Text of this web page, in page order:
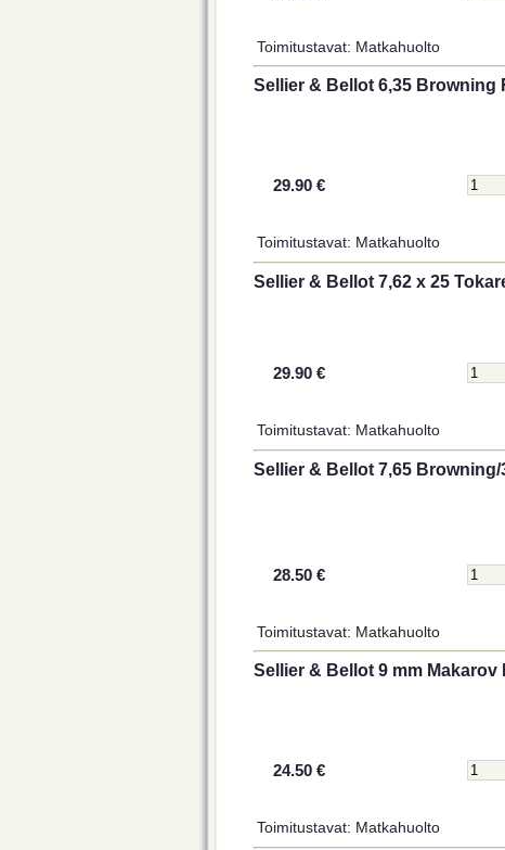
Toimitustavat: Matkahuolto
Sellier & Bellot 6,35 Browning
29.90 €
Toimitustavat: Matkahuolto
Sellier & Bellot 7,62 x 25
29.90 €
Toimitustavat: Matkahuolto
Sellier & Bellot 7,65
28.50 €
Toimitustavat: Matkahuolto
Sellier & Bellot 9 mm Makarov
24.50 €
Toimitustavat: Matkahuolto